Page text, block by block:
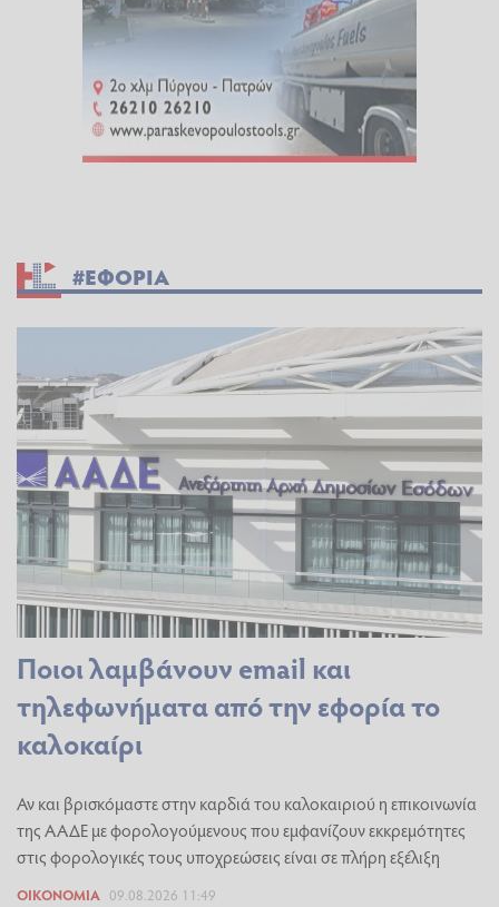
#ΕΦΟΡΙΑ
Ποιοι λαμβάνουν email και
τηλεφωνήματα από την εφορία το
καλοκαίρι
Αν και βρισκόμαστε στην καρδιά του καλοκαιριού η επικοινωνία
της ΑΑΔΕ με φορολογούμενους που εμφανίζουν εκκρεμότητες
στις φορολογικές τους υποχρεώσεις είναι σε πλήρη εξέλιξη
ΟΙΚΟΝΟΜΊΑ 09.08.2026 11:49